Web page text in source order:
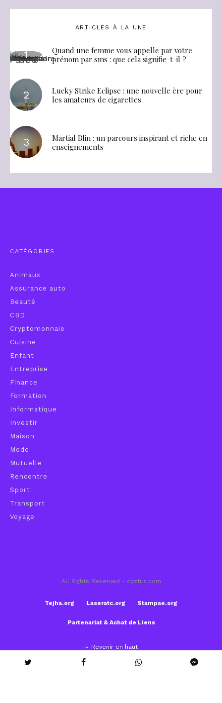
ARTICLES À LA UNE
Quand une femme vous appelle par votre
prénom par sms : que cela signifie-t-il ?
Lucky Strike Eclipse : une nouvelle ère pour
les amateurs de cigarettes
Martial Blin : un parcours inspirant et riche en
enseignements
CATÉGORIES
Animaux
Assurance auto
Beauté
CBD
Cryptomonnaie
Cuisine
Enfant
Entreprise
Finance
Formation
Informatique
Investir
Maison
Mode
Mutuelle
Rencontre
Sport
Transport
Voyage
All Rights Reserved - dyztilz.com
Tejha.org Laseratc.org Stampae.org
Partenariat & Achat de Liens
Revenir en haut